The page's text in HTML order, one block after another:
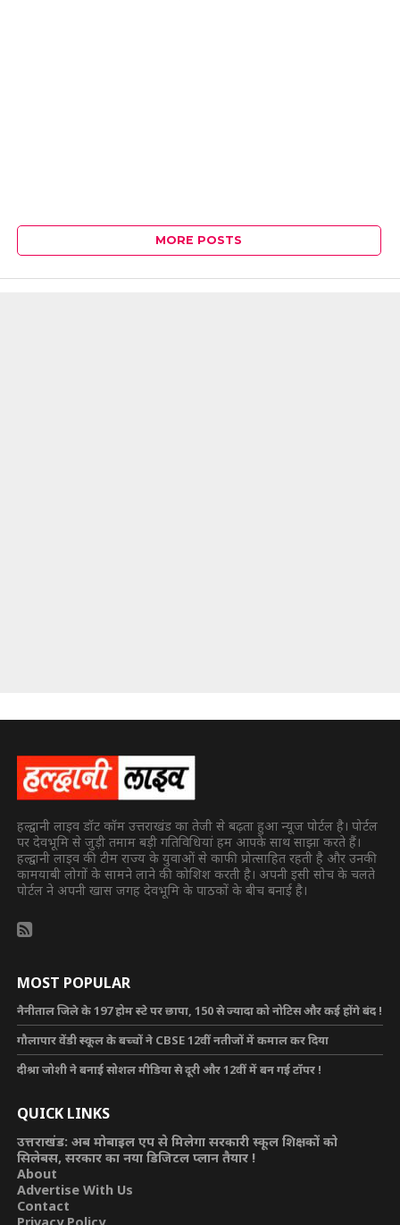
MORE POSTS
हल्द्वानी लाइव डॉट कॉम उत्तराखंड का तेजी से बढ़ता हुआ न्यूज पोर्टल है। पोर्टल
पर देवभूमि से जुड़ी तमाम बड़ी गतिविधियां हम आपके साथ साझा करते हैं।
हल्द्वानी लाइव की टीम राज्य के युवाओं से काफी प्रोत्साहित रहती है और उनकी
कामयाबी लोगों के सामने लाने की कोशिश करती है। अपनी इसी सोच के चलते
पोर्टल ने अपनी खास जगह देवभूमि के पाठकों के बीच बनाई है।
MOST POPULAR
नैनीताल जिले के 197 होम स्टे पर छापा, 150 से ज्यादा को नोटिस और कई होंगे बंद !
गौलापार वेंडी स्कूल के बच्चों ने CBSE 12वीं नतीजों में कमाल कर दिया
दीश्रा जोशी ने बनाई सोशल मीडिया से दूरी और 12वीं में बन गई टॉपर !
QUICK LINKS
उत्तराखंड: अब मोबाइल एप से मिलेगा सरकारी स्कूल शिक्षकों को
सिलेबस, सरकार का नया डिजिटल प्लान तैयार !
About
Advertise With Us
Contact